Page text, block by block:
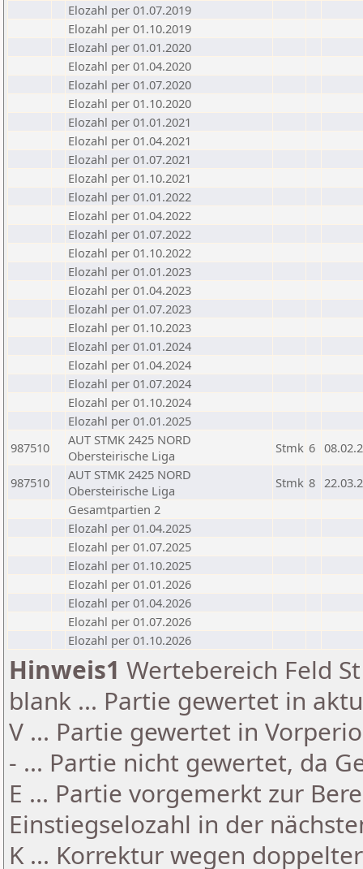
Elozahl per 01.07.2019
Elozahl per 01.10.2019
Elozahl per 01.01.2020
Elozahl per 01.04.2020
Elozahl per 01.07.2020
Elozahl per 01.10.2020
Elozahl per 01.01.2021
Elozahl per 01.04.2021
Elozahl per 01.07.2021
Elozahl per 01.10.2021
Elozahl per 01.01.2022
Elozahl per 01.04.2022
Elozahl per 01.07.2022
Elozahl per 01.10.2022
Elozahl per 01.01.2023
Elozahl per 01.04.2023
Elozahl per 01.07.2023
Elozahl per 01.10.2023
Elozahl per 01.01.2024
Elozahl per 01.04.2024
Elozahl per 01.07.2024
Elozahl per 01.10.2024
Elozahl per 01.01.2025
987510
AUT STMK 2425 NORD
Obersteirische Liga
Stmk 6
987510
AUT STMK 2425 NORD
Obersteirische Liga
Stmk 8
Gesamtpartien 2
Elozahl per 01.04.2025
Elozahl per 01.07.2025
Elozahl per 01.10.2025
Elozahl per 01.01.2026
Elozahl per 01.04.2026
Elozahl per 01.07.2026
Elozahl per 01.10.2026
Hinweis1 Wertebereich Feld
blank ... Partie gewertet in
V ... Partie gewertet in
- ... Partie nicht gewertet, da
E ... Partie vorgemerkt zur
Einstiegselozahl in der
K ... Korrektur wegen